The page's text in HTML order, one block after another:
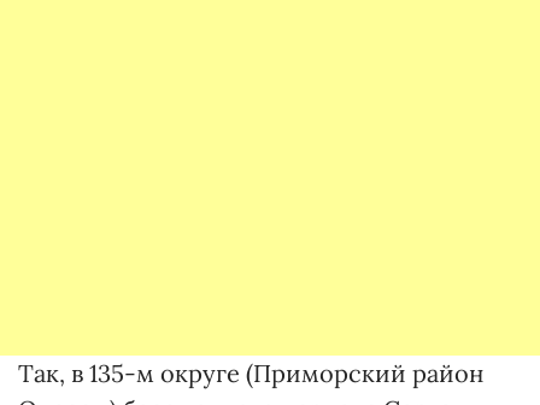
Так, в 135-м округе (Приморский район